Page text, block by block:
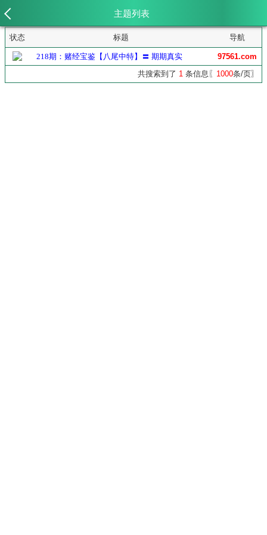
主题列表
状态 标题 导航
218期：赌经宝鉴【八尾中特】〓 期期真实
97561.com
共搜索到了 1 条信息〖 1000条/页〗